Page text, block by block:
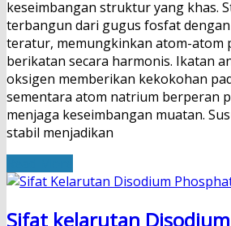
keseimbangan struktur yang khas.
terbangun dari gugus fosfat
teratur, memungkinkan atom-atom
berikatan secara harmonis. Ikatan
oksigen memberikan kekokohan
sementara atom natrium berperan
menjaga keseimbangan muatan.
stabil menjadikan
Sifat kelarutan